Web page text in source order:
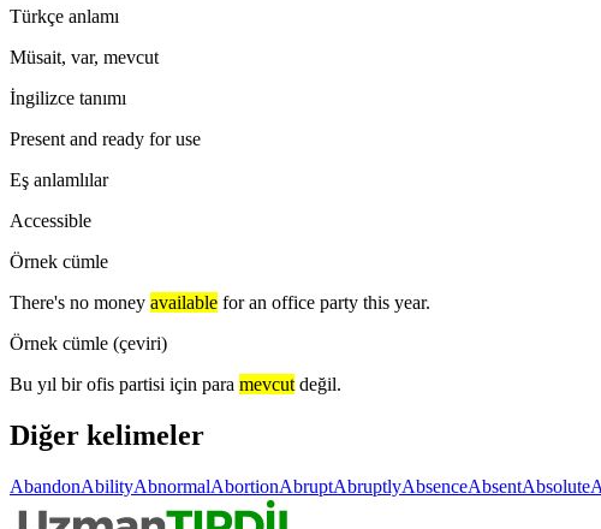
Türkçe anlamı
Müsait, var, mevcut
İngilizce tanımı
Present and ready for use
Eş anlamlılar
Accessible
Örnek cümle
There's no money available for an office party this year.
Örnek cümle (çeviri)
Bu yıl bir ofis partisi için para mevcut değil.
Diğer kelimeler
AbandonAbilityAbnormalAbortionAbruptAbruptlyAbsenceAbsentAbsolute